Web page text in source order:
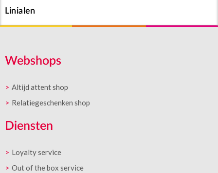
Linialen
Webshops
Altijd attent shop
Relatiegeschenken shop
Diensten
Loyalty service
Out of the box service